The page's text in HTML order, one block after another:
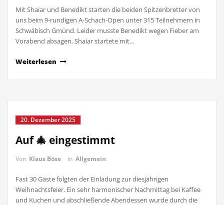
Mit Shaiar und Benedikt starten die beiden Spitzenbretter von
uns beim 9-rundigen A-Schach-Open unter 315 Teilnehmern in
Schwäbisch Gmünd. Leider musste Benedikt wegen Fieber am
Vorabend absagen. Shaiar startete mit…
Weiterlesen
20. Dezember 2025
Auf 🎄 eingestimmt
Von Klaus Böse in Allgemein
Fast 30 Gäste folgten der Einladung zur diesjährigen
Weihnachtsfeier. Ein sehr harmonischer Nachmittag bei Kaffee
und Kuchen und abschließende Abendessen wurde durch die